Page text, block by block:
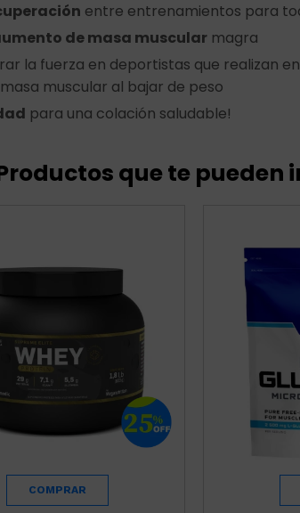
entre entrenamientos para
de masa muscular magra
la fuerza en deportistas que realizan
muscular al bajar de peso
para una colación saludable!
que te pueden